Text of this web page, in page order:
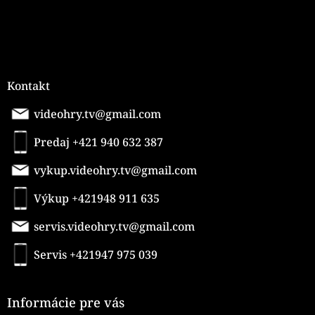
Kontakt
videohry.tv@gmail.com
Predaj +421 940 632 387
vykup.videohry.tv@gmail.com
Výkup +421948 911 635
servis.videohry.tv@gmail.com
Servis +421947 975 039
Informácie pre vás